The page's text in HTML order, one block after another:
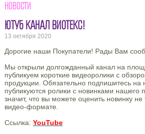
Новости
ЮТУБ КАНАЛ ВИОТЕКС!
13 октября 2020
Дорогие наши Покупатели! Рады Вам
Мы открыли долгожданный канал на
публикуем короткие видеоролики с
продукции. Обязательно подпишитесь на
публикуются ролики с новинками нашего
значит, что вы можете оценить новинку
видео-формате.
Ссылка: YouTube